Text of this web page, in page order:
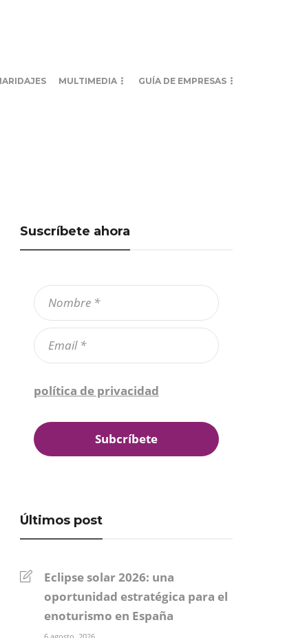
MULTIMEDIA GUÍA DE EMPRESAS
Suscríbete ahora
política de privacidad
Últimos post
Eclipse solar 2026: una
oportunidad estratégica para el
enoturismo en España